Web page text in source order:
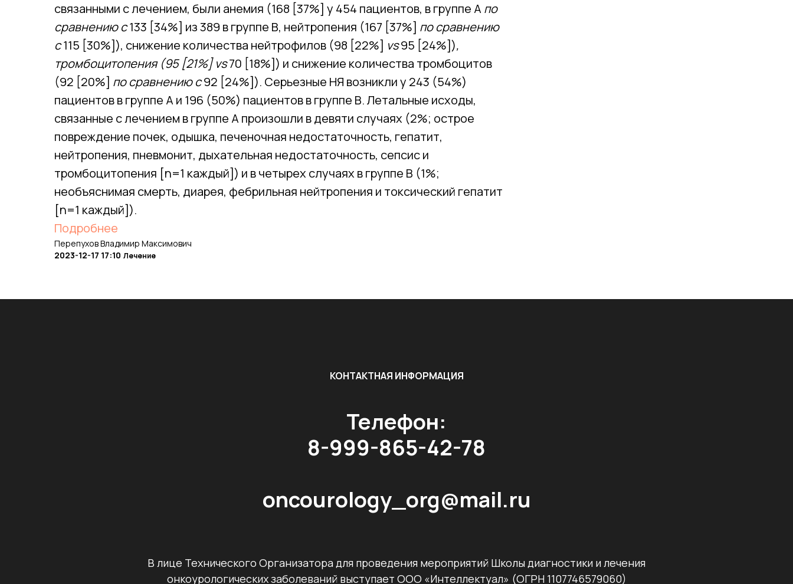
связанными с лечением, были анемия (168 [37%] у 454 пациентов, в группе А по
сравнению с133 [34%] из 389 в группе В, нейтропения (167 [37%] по сравнению
с115 [30%]), снижение количества нейтрофилов (98 [22%] vs95 [24%]),
тромбоцитопения (95 [21%] vs70 [18%]) и снижение количества тромбоцитов
(92 [20%] по сравнению с92 [24%]). Серьезные НЯ возникли у 243 (54%)
пациентов в группе А и 196 (50%) пациентов в группе В. Летальные исходы,
связанные с лечением в группе А произошли в девяти случаях (2%; острое
повреждение почек, одышка, печеночная недостаточность, гепатит,
нейтропения, пневмонит, дыхательная недостаточность, сепсис и
тромбоцитопения [n=1 каждый]) и в четырех случаях в группе В (1%;
необъяснимая смерть, диарея, фебрильная нейтропения и токсический гепатит
[n=1 каждый]).
Подробнее
Перепухов Владимир Максимович
2023-12-17 17:10 Лечение
КОНТАКТНАЯ ИНФОРМАЦИЯ
Телефон:
8-999-865-42-78
oncourology_org@mail.ru
В лице Технического Организатора для проведения мероприятий Школы диагностики и лечения
онкоурологических заболеваний выступает ООО «Интеллектуал» (ОГРН 1107746579060)